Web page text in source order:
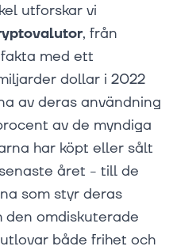
utforskar vi
, från
med ett
dollar i 2022
av deras användning
av de myndiga
har köpt eller sålt
året - till de
som styr deras
omdiskuterade
både frihet och